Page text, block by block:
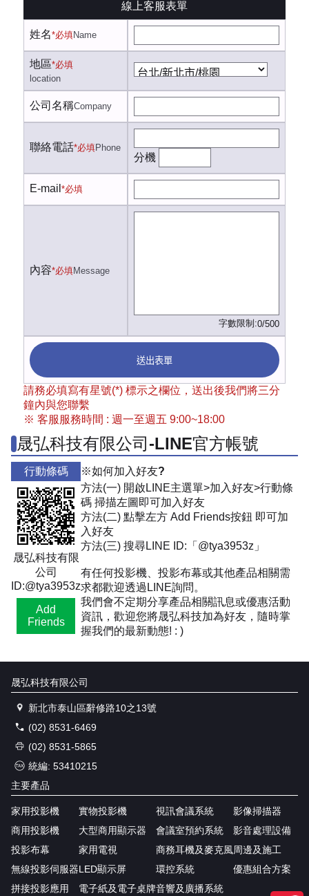
線上客服表單
姓名*必填Name
地區*必填
location
公司名稱Company
聯絡電話*必填Phone
分機
E-mail *必填
內容*必填Message
字數限制:0/500
送出表單
請務必填寫有星號(*) 標示之欄位，送出後我們將三分
鐘內與您聯繫
※ 客服服務時間 : 週一至週五 9:00~18:00
晟弘科技有限公司-LINE官方帳號
行動條碼
晟弘科技有限
公司
ID:@tya3953z
Add
Friends
※如何加入好友?
方法(一) 開啟LINE主選單>加入好友>行動條
碼 掃描左圖即可加入好友
方法(二) 點擊左方 Add Friends按鈕 即可加
入好友
方法(三) 搜尋LINE ID:「@tya3953z」
有任何投影機、投影布幕或其他產品相關需
求都歡迎透過LINE詢問。
我們會不定期分享產品相關訊息或優惠活動
資訊，歡迎您將晟弘科技加為好友，隨時掌
握我們的最新動態! : )
晟弘科技有限公司
新北市泰山區辭修路10之13號
(02) 8531-6469
(02) 8531-5865
統編: 53410215
主要產品
家用投影機
商用投影機
投影布幕
無線投影伺服器
拼接投影應用
實物投影機
大型商用顯示器
家用電視
LED顯示屏
電子紙及電子桌牌
視訊會議系統
會議室預約系統
商務耳機及麥克風
環控系統
音響及廣播系統
影像掃描器
影音處理設備
周邊及施工
優惠組合方案